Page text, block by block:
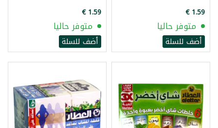
متوفر حاليا
أضف للسلة
متوفر حاليا
أضف للسلة